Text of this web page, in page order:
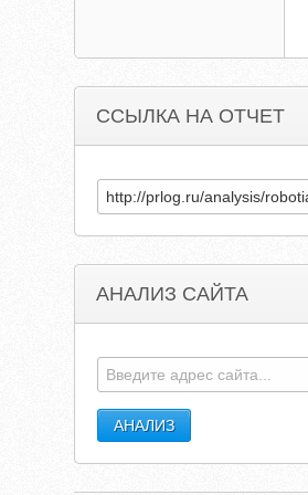
ССЫЛКА НА ОТЧЕТ
АНАЛИЗ САЙТА